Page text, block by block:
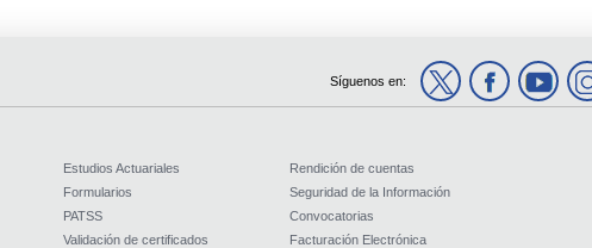
Síguenos en:
Estudios Actuariales
Formularios
PATSS
Validación de certificados
Rendición de cuentas
Seguridad de la Información
Convocatorias
Facturación Electrónica